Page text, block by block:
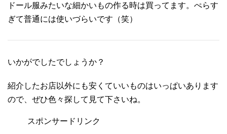
ドール服みたいな細かいもの作る時は買ってます。ぺらす
ぎて普通には使いづらいです（笑）
いかがでしたでしょうか？
紹介したお店以外にも安くていいものはいっぱいあります
ので、ぜひ色々探して見て下さいね。
スポンサードリンク